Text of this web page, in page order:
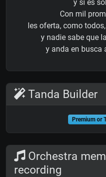
y si es
Con mil
les oferta, como
y nadie sabe que
y anda en busca
Tanda Builder
Premium or
Orchestra
recording